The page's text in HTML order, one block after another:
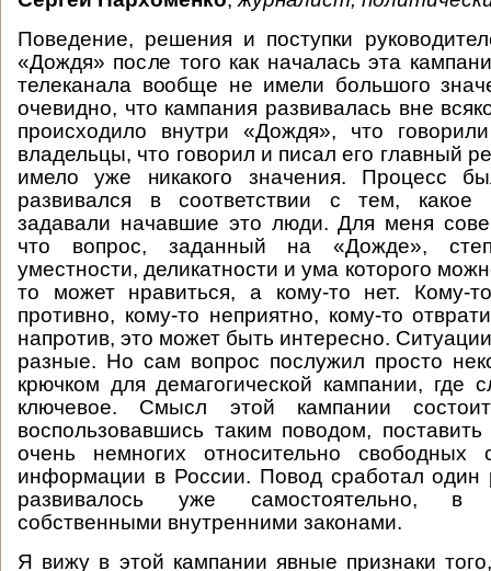
Поведение, решения и поступки
«Дождя» после того как началась эта
телеканала вообще не имели большого
очевидно, что кампания развивалась вне
происходило внутри «Дождя», что
владельцы, что говорил и писал его главный
имело уже никакого значения. Процесс
развивался в соответствии с тем, какое
задавали начавшие это люди. Для меня
что вопрос, заданный на «Дожде»,
уместности, деликатности и ума которого
то может нравиться, а кому-то нет. Кому-
противно, кому-то неприятно, кому-то
напротив, это может быть интересно.
разные. Но сам вопрос послужил просто
крючком для демагогической кампании, где
ключевое. Смысл этой кампании
воспользовавшись таким поводом,
очень немногих относительно свободных
информации в России. Повод сработал один
развивалось уже самостоятельно, в
собственными внутренними законами.
Я вижу в этой кампании явные признаки